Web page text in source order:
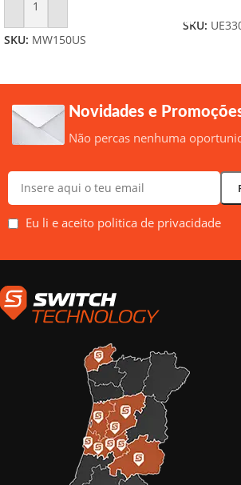
Adicionar
SKU: MW150US
SKU:
Novidades e
Não percas nenhuma
Eu li e aceito politica de privacidade